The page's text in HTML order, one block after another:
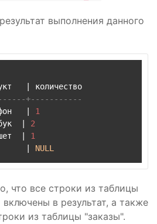
выполнения данного
+-----------
1
2
1
NULL
что все строки из таблицы
в результат, а также
из таблицы "заказы".